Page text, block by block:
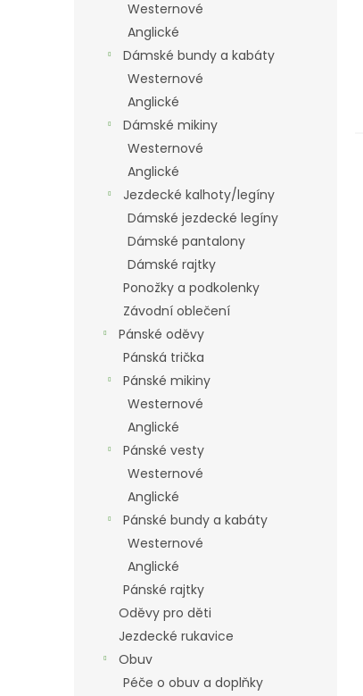
Westernové
Anglické
Dámské bundy a kabáty
Westernové
Anglické
Dámské mikiny
Westernové
Anglické
Jezdecké kalhoty/legíny
Dámské jezdecké legíny
Dámské pantalony
Dámské rajtky
Ponožky a podkolenky
Závodní oblečení
Pánské oděvy
Pánská trička
Pánské mikiny
Westernové
Anglické
Pánské vesty
Westernové
Anglické
Pánské bundy a kabáty
Westernové
Anglické
Pánské rajtky
Oděvy pro děti
Jezdecké rukavice
Obuv
Péče o obuv a doplňky